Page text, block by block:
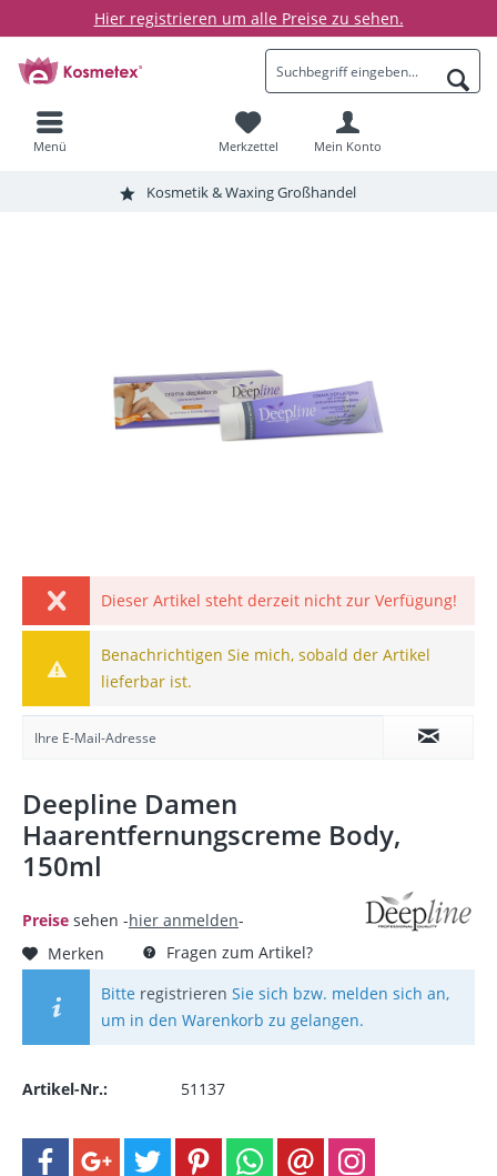
Hier registrieren um alle Preise zu sehen.
Kosmetik & Waxing Großhandel
Menü Merkzettel Mein Konto
Dieser Artikel steht derzeit nicht zur Verfügung!
Benachrichtigen Sie mich, sobald der Artikel
lieferbar ist.
Deepline Damen
Haarentfernungscreme Body,
150ml
Preise sehen -hier anmelden-
Merken
Fragen zum Artikel?
Bitte registrieren Sie sich bzw. melden sich an,
um in den Warenkorb zu gelangen.
Artikel-Nr.: 51137